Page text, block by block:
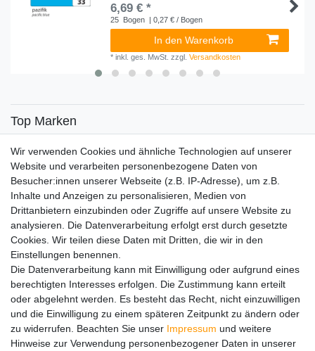
6,69 € *
25 Bogen | 0,27 € / Bogen
In den Warenkorb
*inkl. ges. MwSt. zzgl.Versandkosten
Top Marken
Top Themen
Adventskalender
Service
Versandinfos
FAQ
Ersatzteile
Registrieren
Wir versenden mit
Wir verwenden Cookies und ähnliche Technologien auf unserer
Website und verarbeiten personenbezogene Daten von
Besucher:innen unserer Webseite (z.B. IP-Adresse), um z.B.
Inhalte und Anzeigen zu personalisieren, Medien von
Drittanbietern einzubinden oder Zugriffe auf unsere Website zu
analysieren. Die Datenverarbeitung erfolgt erst durch gesetzte
Cookies. Wir teilen diese Daten mit Dritten, die wir in den
Einstellungen benennen.
Die Datenverarbeitung kann mit Einwilligung oder aufgrund eines
berechtigten Interesses erfolgen. Die Zustimmung kann erteilt
oder abgelehnt werden. Es besteht das Recht, nicht einzuwilligen
und die Einwilligung zu einem späteren Zeitpunkt zu ändern oder
zu widerrufen. Beachten Sie unser Impressum und weitere
Hinweise zur Verwendung personenbezogener Daten in unserer